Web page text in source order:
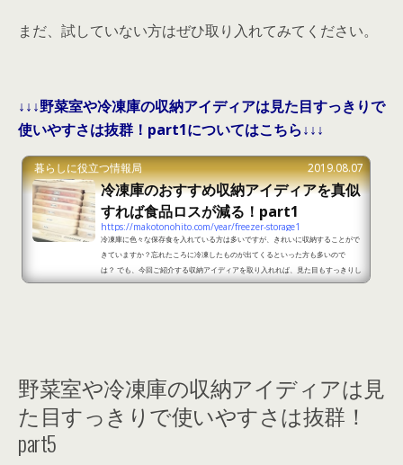
まだ、試していない方はぜひ取り入れてみてください。
↓↓↓野菜室や冷凍庫の収納アイディアは見た目すっきりで
使いやすさは抜群！part1についてはこちら↓↓↓
暮らしに役立つ情報局 2019.08.07
冷凍庫のおすすめ収納アイディアを真似
すれば食品ロスが減る！part1
https://makotonohito.com/year/freezer-storage1
冷凍庫に色々な保存食を入れている方は多いですが、きれいに収納することがで
きていますか？忘れたころに冷凍したものが出てくるといった方も多いので
は？ でも、今回ご紹介する収納アイディアを取り入れれば、見た目もすっきりし
て使いたいものをすぐに使うことができるようになりますので、ぜひ参考にして
野菜室や冷凍庫の収納アイディアは見
た目すっきりで使いやすさは抜群！
part5